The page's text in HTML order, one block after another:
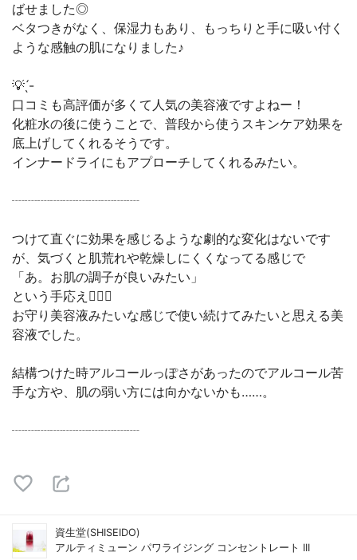
ばせました◎
ベタつきがなく、保湿力もあり、もっちりと手に吸い付く
ような感触の肌になりました♪
💡 ̖́-
口コミも高評価が多くて人気の美容液ですよねー！
化粧水の後に使うことで、普段から使うスキンケア効果を
底上げしてくれるそうです。
インナードライにもアプローチしてくれるみたい。
┈┈┈┈┈┈┈┈┈┈
つけて直ぐに効果を感じるような劇的な変化はないです
が、気づくと肌荒れや乾燥しにくくなってる感じで
「あ。お肌の調子が良いみたい」
という手応え✊🏻💕
お守り美容液みたいな感じで使い続けてみたいと思える美
容液でした。
結構つけた時アルコールっぽさがあったのでアルコール苦
手な方や、肌の弱い方には向かないかも……。
┈┈┈┈┈┈┈┈┈┈
資生堂(SHISEIDO)
アルティミューン パワライジング コンセントレート III